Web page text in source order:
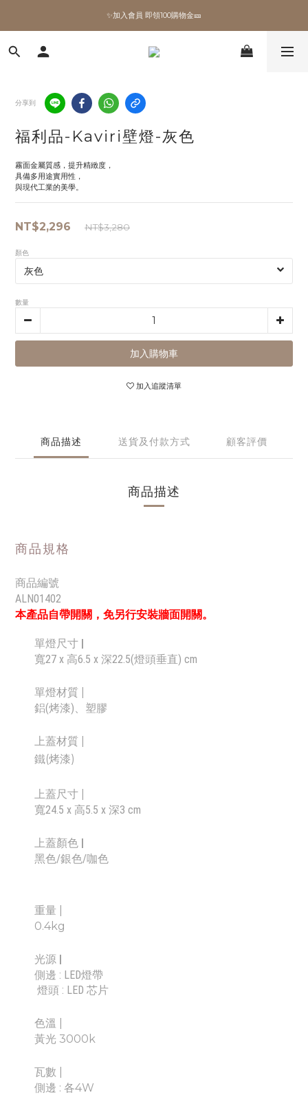
✨加入會員 即領100購物金🎫
✨加入會員 即領100購物金🎫
全館滿額現折🔥
✨加入會員 即領100購物金🎫
分享到
福利品-Kaviri壁燈-灰色
霧面金屬質感，提升精緻度，
具備多用途實用性，
與現代工業的美學。
NT$2,296 NT$3,280
顏色
數量
加入購物車
加入追蹤清單
商品描述 送貨及付款方式 顧客評價
商品描述
商品規格
商品編號
ALN01402
本產品自帶開關，免另行安裝牆面開關。
單燈尺寸 |
寬27 x 高6.5 x 深22.5(燈頭垂直) cm
單燈材質 |
鋁(烤漆)、塑膠
上蓋材質 |
鐵(烤漆)
上蓋尺寸 |
寬24.5 x 高5.5 x 深3 cm
上蓋顏色 |
黑色/銀色/咖色
重量
0.4kg
光源 |
側邊 : LED燈帶
燈頭 : LED 芯片
色溫 |
黃光 3000k
瓦數 |
側邊 : 各4W